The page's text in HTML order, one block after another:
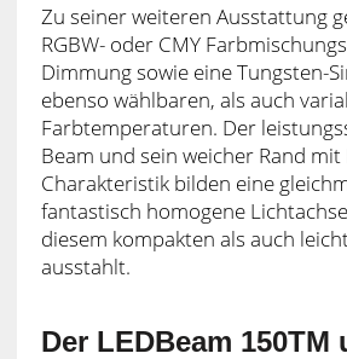
Zu seiner weiteren Ausstattung
RGBW- oder CMY
Dimmung sowie eine Tungsten-
ebenso wählbaren, als auch
Farbtemperaturen. Der
Beam und sein weicher Rand mit
Charakteristik bilden eine
fantastisch homogene
diesem kompakten als auch
ausstahlt.
Der LEDBeam 150TM